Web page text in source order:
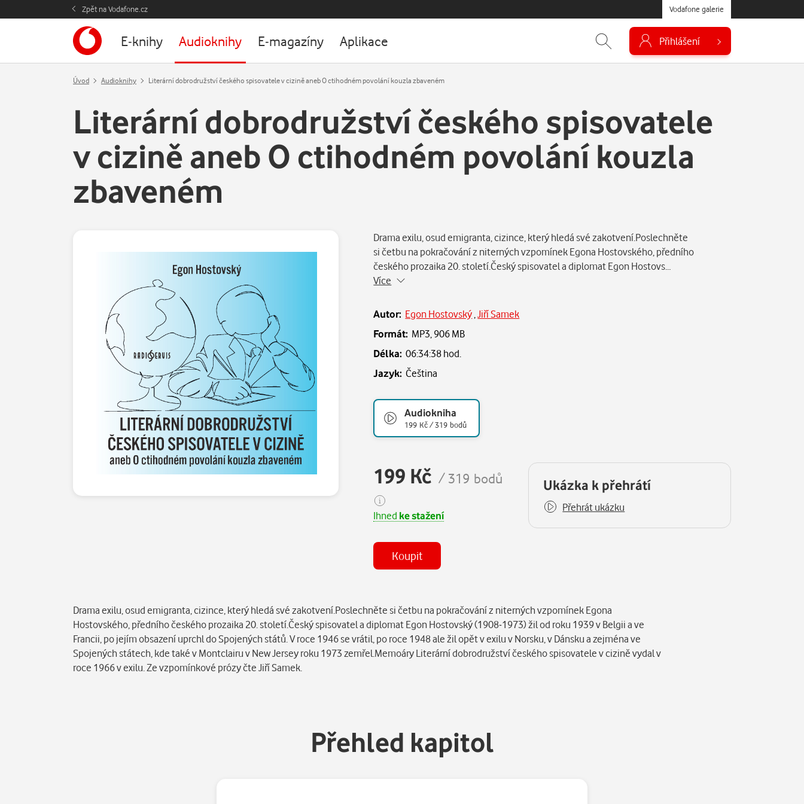
Zpět na Vodafone.cz Vodafone galerie
E-knihy Audioknihy E-magazíny Aplikace Přihlášení
Úvod Audioknihy Literární dobrodružství českého spisovatele v cizině aneb O ctihodném povolání kouzla zbaveném
Literární dobrodružství českého spisovatele
v cizině aneb O ctihodném povolání kouzla
zbaveném
Drama exilu, osud emigranta, cizince, který hledá své zakotvení.Poslechněte
si četbu na pokračování z niterných vzpomínek Egona Hostovského, předního
českého prozaika 20. století.Český spisovatel a diplomat Egon Hostovs…
Více
Autor: Egon Hostovský ,Jiří Samek
Formát: MP3, 906 MB
Délka: 06:34:38 hod.
Jazyk: Čeština
Audiokniha
199 Kč / 319 bodů
199 Kč / 319 bodů
Ihned ke stažení
Koupit
Ukázka k přehrátí
Přehrát ukázku
Drama exilu, osud emigranta, cizince, který hledá své zakotvení.Poslechněte si četbu na pokračování z niterných vzpomínek Egona
Hostovského, předního českého prozaika 20. století.Český spisovatel a diplomat Egon Hostovský (1908-1973) žil od roku 1939 v Belgii a ve
Francii, po jejím obsazení uprchl do Spojených států. V roce 1946 se vrátil, po roce 1948 ale žil opět v exilu v Norsku, v Dánsku a zejména ve
Spojených státech, kde také v Montclairu v New Jersey roku 1973 zemřel.Memoáry Literární dobrodružství českého spisovatele v cizině vydal v
roce 1966 v exilu. Ze vzpomínkové prózy čte Jiří Samek.
Přehled kapitol